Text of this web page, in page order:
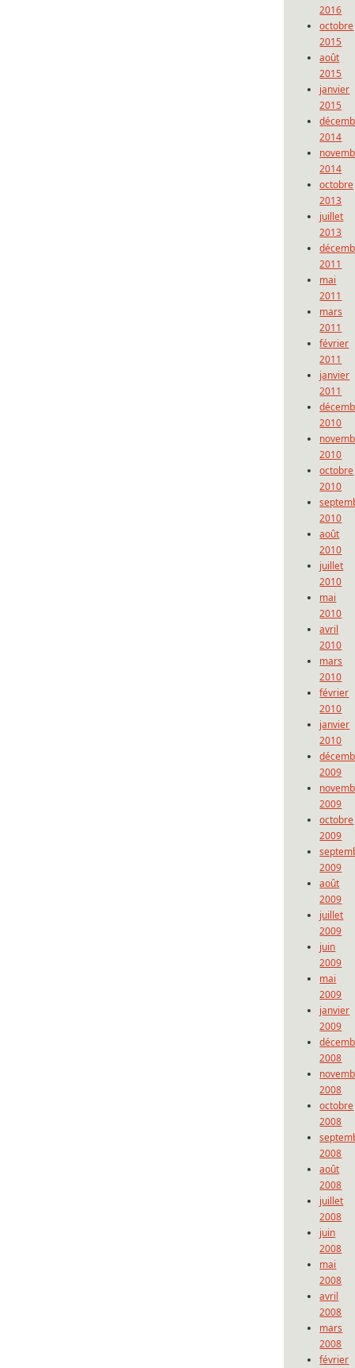
2016
octobre
2015
août
2015
janvier
2015
2014
2014
octobre
2013
juillet
2013
2011
mai
2011
mars
2011
février
2011
janvier
2011
2010
2010
octobre
2010
2010
août
2010
juillet
2010
mai
2010
avril
2010
mars
2010
février
2010
janvier
2010
2009
2009
octobre
2009
2009
août
2009
juillet
2009
juin
2009
mai
2009
janvier
2009
2008
2008
octobre
2008
2008
août
2008
juillet
2008
juin
2008
mai
2008
avril
2008
mars
2008
février